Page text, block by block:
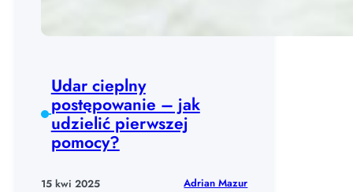
Udar cieplny
postępowanie – jak
udzielić pierwszej
pomocy?
15 kwi 2025 Adrian Mazur